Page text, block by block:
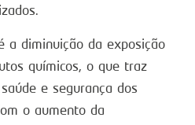
a diminuição da exposição
químicos, o que traz
e segurança dos
o aumento da